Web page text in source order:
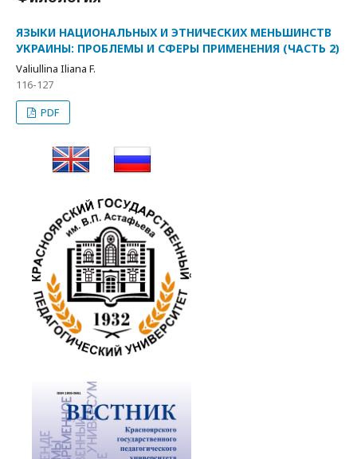
ЯЗЫКИ НАЦИОНАЛЬНЫХ И ЭТНИЧЕСКИХ МЕНЬШИНСТВ
УКРАИНЫ: ПРОБЛЕМЫ И СФЕРЫ ПРИМЕНЕНИЯ (ЧАСТЬ 2)
Valiullina Iliana F.
116-127
PDF